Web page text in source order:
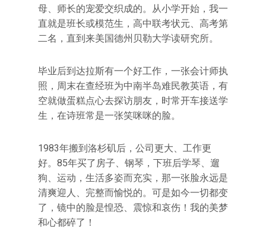
母、师长的宠爱交织成的。从小学开始，我一
直就是班长或模范生，高中联考状元、高考第
二名，直到来美国德州贝勒大学读研究所。
毕业后到达拉斯有一个好工作，一张会计师执
照，周末在查经班为中南半岛难民教英语，有
空就做蛋糕点心去探访朋友，时常开车接送学
生，在诗班常是一张笑咪咪的脸。
1983年搬到洛杉矶后，公司更大、工作更
好。85年买了房子、钢琴，下班后学琴、遛
狗、运动，生活多姿而充实，那一张脸永远是
清爽迎人、完整而愉悦的。可是如今一切都变
了，镜中的脸是惶恐、震惊和哀伤！我的美梦
和心都碎了！